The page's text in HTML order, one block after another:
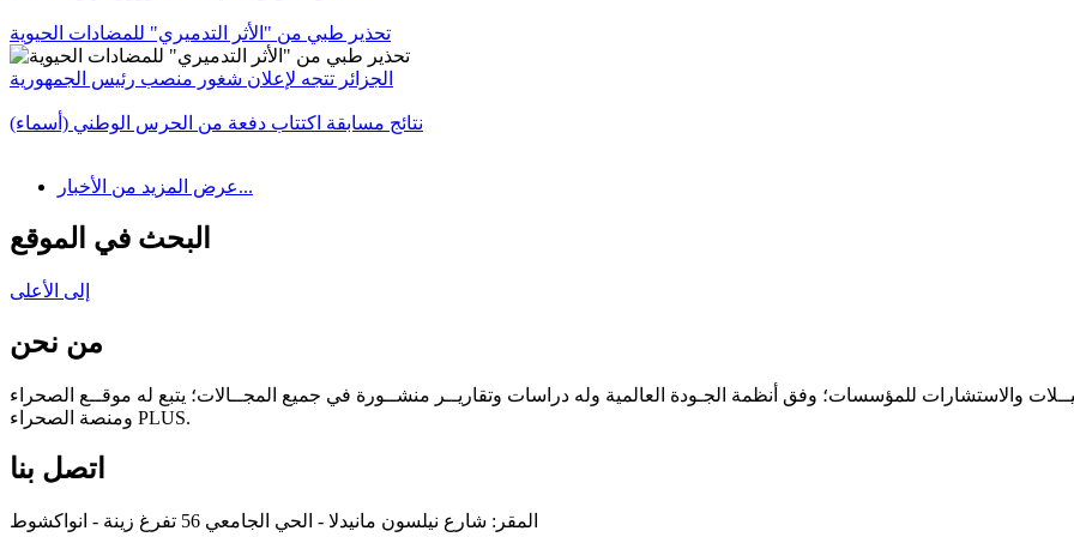
تحذير طبي من "الأثر التدميري" للمضادات الحيوية
الجزائر تتجه لإعلان شغور منصب رئيس الجمهورية
نتائج مسابقة اكتتاب دفعة من الحرس الوطني (أسماء)
عرض المزيد من الأخبار...
البحث في الموقع
إلى الأعلى
من نحن
والاستشارات للمؤسسات؛ وفق أنظمة الجـودة العالمية وله دراسات وتقاريــر منشــورة في جميع المجــالات؛ يتبع له موقــع الصحراء
ومنصة الصحراء PLUS.
اتصل بنا